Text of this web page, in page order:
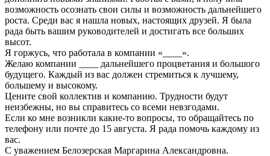
возможность осознать свои силы и возможность дальнейшего
роста. Среди вас я нашла новых, настоящих друзей. Я была
рада быть вашим руководителей и достигать все больших
высот.
Я горжусь, что работала в компании «____».
Желаю компании ____ дальнейшего процветания и большого
будущего. Каждый из вас должен стремиться к лучшему,
большему и высокому.
Цените свой коллектив и компанию. Трудности будут
неизбежны, но вы справитесь со всеми невзгодами.
Если ко мне возникли какие-то вопросы, то обращайтесь по
телефону или почте до 15 августа. Я рада помочь каждому из
вас.
С уважением Белозерская Маргарина Александровна.